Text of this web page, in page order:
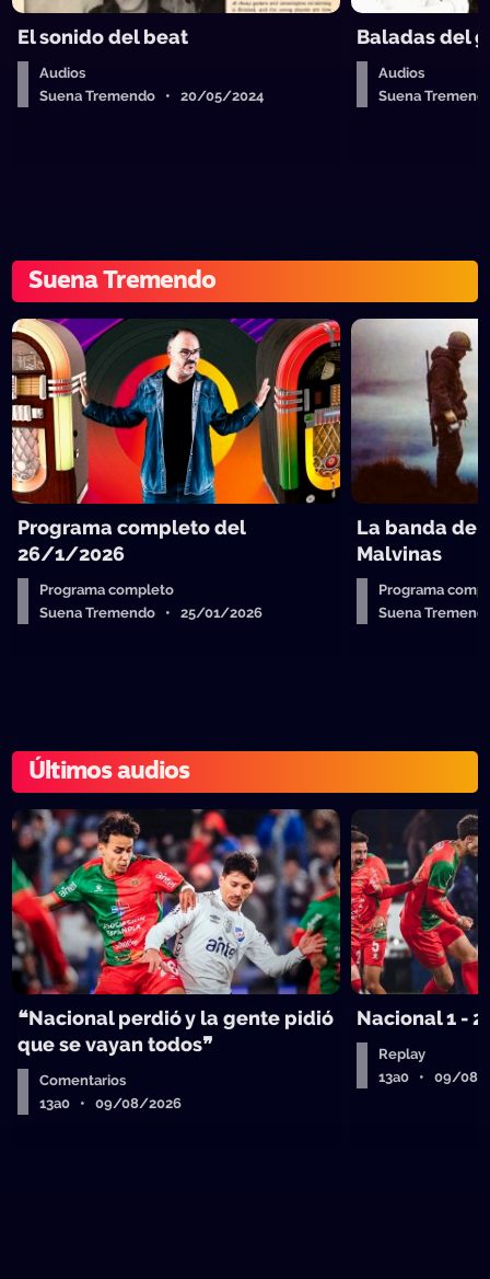
El sonido del beat
Audios
Suena Tremendo • 20/05/2024
Baladas del
Audios
Suena
Suena Tremendo
Programa completo del
26/1/2026
Programa completo
Suena Tremendo • 25/01/2026
La banda de
Malvinas
Programa
Suena
Últimos audios
❝Nacional perdió y la gente pidió
que se vayan todos❞
Comentarios
13a0 • 09/08/2026
Nacional 1 -
Replay
13a0 • 09/08/